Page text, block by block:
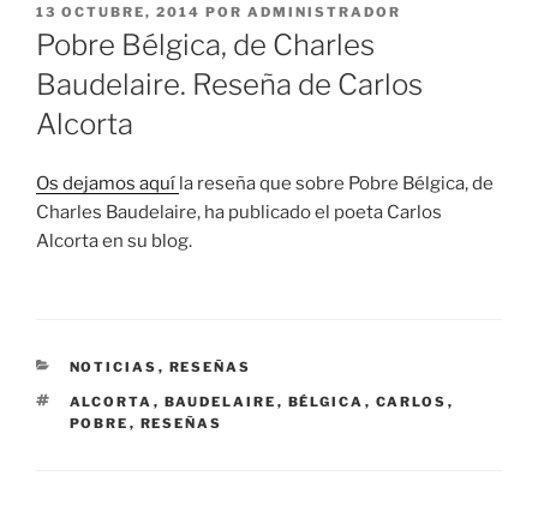
PUBLICADO
EL
13 OCTUBRE, 2014 POR ADMINISTRADOR
Pobre Bélgica, de Charles
Baudelaire. Reseña de Carlos
Alcorta
Os dejamos aquí la reseña que sobre Pobre Bélgica, de
Charles Baudelaire, ha publicado el poeta Carlos
Alcorta en su blog.
CATEGORÍAS
NOTICIAS , RESEÑAS
ETIQUETAS
ALCORTA , BAUDELAIRE , BÉLGICA , CARLOS ,
POBRE , RESEÑAS